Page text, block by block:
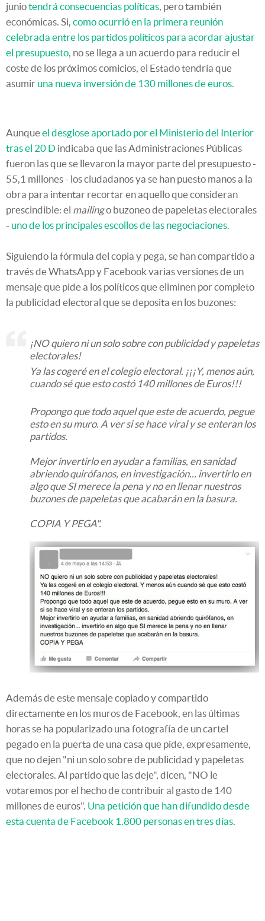
juniotendrá consecuencias políticas, pero también
económicas. Si, como ocurrió en la primera reunión
celebrada entre los partidos políticos para acordar ajustar
el presupuesto, no se llega a un acuerdo para reducir el
coste de los próximos comicios, el Estado tendría que
asumir una nueva inversión de 130 millones de euros.
Aunqueel desglose aportado por el Ministerio del Interior
tras el 20 D indicaba que las Administraciones Públicas
fueron las que se llevaron la mayor parte del presupuesto -
55,1 millones - los ciudadanos ya se han puesto manos a la
obra para intentar recortar en aquello que consideran
prescindible: el mailingo buzoneo de papeletas electorales
- uno de los principales escollos de las negociaciones.
Siguiendo la fórmula del copia y pega, se han compartido a
través de WhatsApp y Facebook varias versiones de un
mensaje que pide a los políticos que eliminen por completo
la publicidad electoral que se deposita en los buzones:
¡NO quiero ni un solo sobre con publicidad y papeletas
electorales!
Ya las cogeré en el colegio electoral. ¡¡¡Y, menos aún,
cuando sé que esto costó 140 millones de Euros!!!
Propongo que todo aquel que este de acuerdo, pegue
esto en su muro. A ver si se hace viral y se enteran los
partidos.
Mejor invertirlo en ayudar a familias, en sanidad
abriendo quirófanos, en investigación... invertirlo en
algo que SI merece la pena y no en llenar nuestros
buzones de papeletas que acabarán en la basura.
COPIA Y PEGA".
Además de este mensaje copiado y compartido
directamente en los muros de Facebook, en las últimas
horas se ha popularizado una fotografía de un cartel
pegado en la puerta de una casa que pide, expresamente,
que no dejen "ni un solo sobre de publicidad y papeletas
electorales. Al partido que las deje", dicen, "NO le
votaremos por el hecho de contribuir al gasto de 140
millones de euros". Una petición que han difundido desde
esta cuenta de Facebook 1.800 personas en tres días.